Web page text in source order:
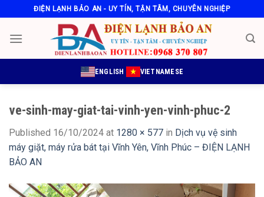
to
content
ĐIỆN LẠNH BẢO AN - UY TÍN, TẬN TÂM, CHUYÊN NGHIỆP
ENGLISH VIETNAMESE
ve-sinh-may-giat-tai-vinh-yen-vinh-phuc-2
Published 16/10/2024 at 1280 × 577 in Dịch vụ vệ sinh
máy giặt, máy rửa bát tại Vĩnh Yên, Vĩnh Phúc – ĐIỆN LẠNH
BẢO AN